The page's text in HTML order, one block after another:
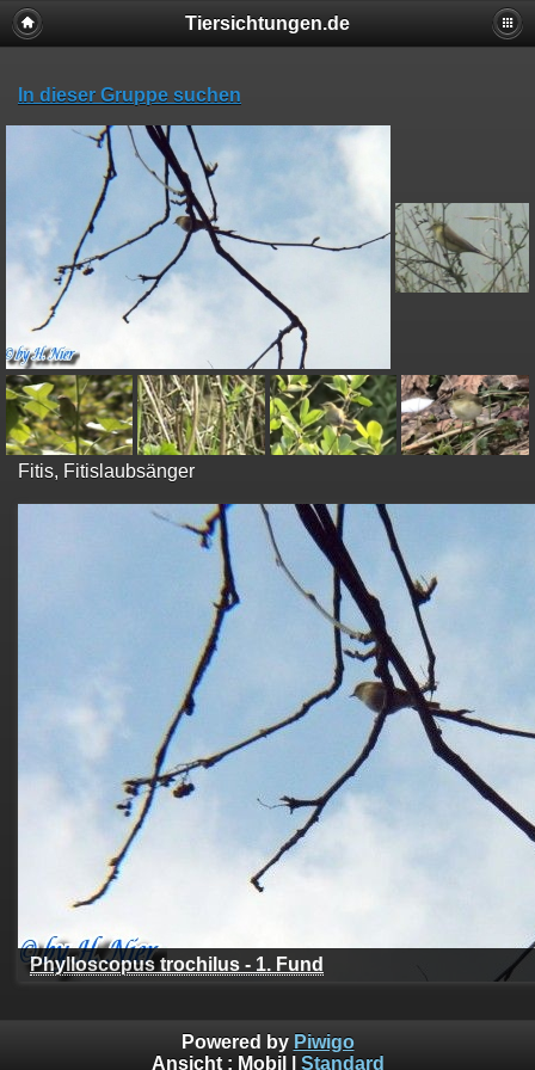
Tiersichtungen.de
In dieser Gruppe suchen
Fitis, Fitislaubsänger
Phylloscopus trochilus - 1. Fund
Powered by Piwigo
Ansicht : Mobil Standard